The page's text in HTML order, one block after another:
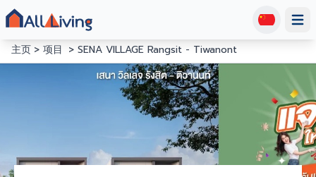
主页
项目 SENA VILLAGE Rangsit - Tiwanont